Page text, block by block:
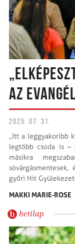
AZ
2025. 07. 31.
„Itt a leggyakoribb
legtöbb csoda is –
másikra
győri Hit
MAKKI MARIE-ROSE
hetilap